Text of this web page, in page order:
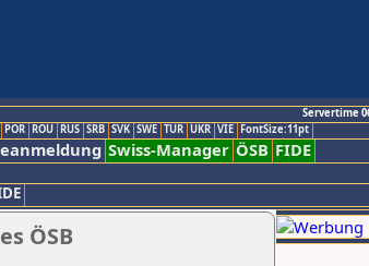
Servertime
POR ROU RUS SRB SVK SWE TUR UKR VIE FontSize:11pt
Swiss-Manager ÖSB FIDE
ÖSB